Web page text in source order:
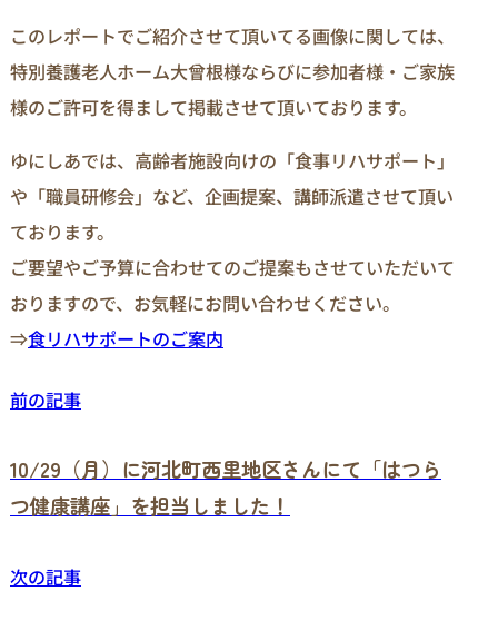
このレポートでご紹介させて頂いてる画像に関しては、
特別養護老人ホーム大曾根様ならびに参加者様・ご家族
様のご許可を得まして掲載させて頂いております。
ゆにしあでは、高齢者施設向けの「食事リハサポート」
や「職員研修会」など、企画提案、講師派遣させて頂い
ております。
ご要望やご予算に合わせてのご提案もさせていただいて
おりますので、お気軽にお問い合わせください。
⇒食リハサポートのご案内
前の記事
10/29（月）に河北町西里地区さんにて「はつら
つ健康講座」を担当しました！
次の記事